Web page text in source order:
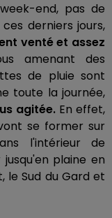
end, pas de
derniers jours,
venté et assez
amenant des
de pluie sont
toute la journée,
agitée. En effet,
se former sur
l'intérieur de
plaine en
le Sud du Gard et